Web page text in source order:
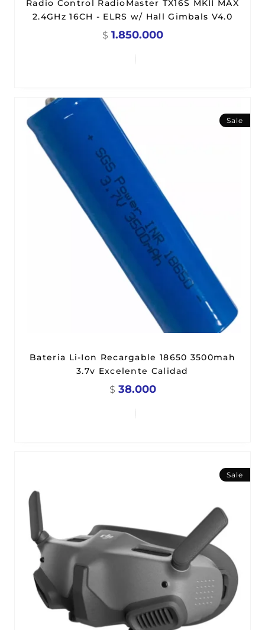
Radio Control RadioMaster TX16S MKII MAX
2.4GHz 16CH - ELRS w/ Hall Gimbals V4.0
$ 1.850.000
Sale
Bateria Li-Ion Recargable 18650 3500mah
3.7v Excelente Calidad
$ 38.000
Sale